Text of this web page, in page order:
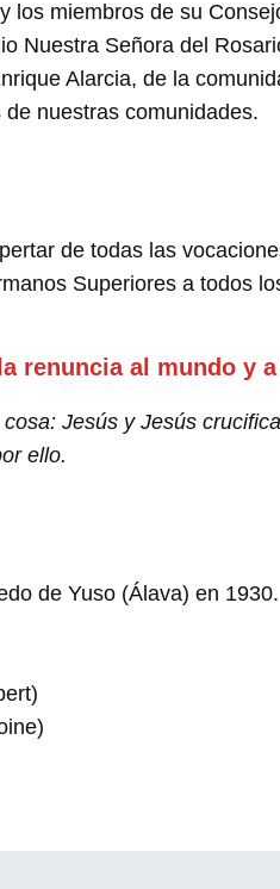
los miembros de su
Nuestra Señora del
Alarcia, de la
nuestras comunidades.
de todas las
Superiores a todos
renuncia al mundo y
Jesús y Jesús
ello.
de Yuso (Álava) en